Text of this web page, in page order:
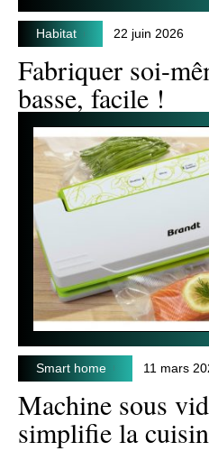
Habitat 22 juin 2026
Fabriquer soi-
basse, facile !
Smart home 11 mars
Machine sous
simplifie la